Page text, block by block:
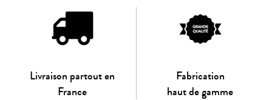
Livraison partout en
France
Fabrication
haut de gamme